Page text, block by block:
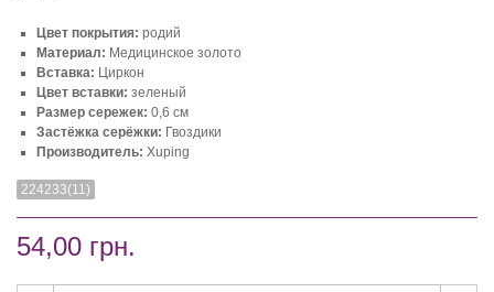
Цвет покрытия: родий
Материал: Медицинское золото
Вставка: Циркон
Цвет вставки: зеленый
Размер сережек: 0,6 см
Застёжка серёжки: Гвоздики
Производитель: Xuping
224233(11)
54,00 грн.